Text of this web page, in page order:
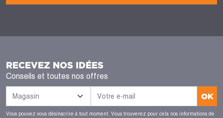
RECEVEZ NOS IDÉES
Conseils et toutes nos offres
OK
Vous pouvez vous désinscrire à tout moment. Vous trouverez pour cela nos informations de